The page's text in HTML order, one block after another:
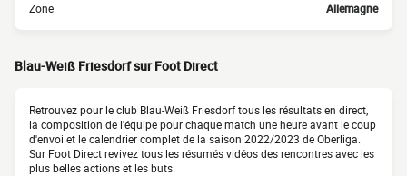
Zone Allemagne
Blau-Weiß Friesdorf sur Foot Direct
Retrouvez pour le club Blau-Weiß Friesdorf tous les résultats en direct,
la composition de l'équipe pour chaque match une heure avant le coup
d'envoi et le calendrier complet de la saison 2022/2023 de Oberliga.
Sur Foot Direct revivez tous les résumés vidéos des rencontres avec les
plus belles actions et les buts.